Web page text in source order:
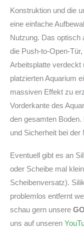
Konstruktion und die
eine einfache
Nutzung. Das optisch
die Push-to-Open-
Arbeitsplatte
platzierten Aquarium
massiven Effekt zu
Vorderkante des
den gesamten
und Sicherheit bei
Eventuell gibt es an
oder Scheibe mal
Scheibenversatz).
problemlos entfernt
schau gern unsere
uns auf unseren